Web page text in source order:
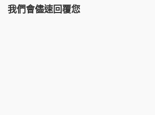
我們會儘速回覆您